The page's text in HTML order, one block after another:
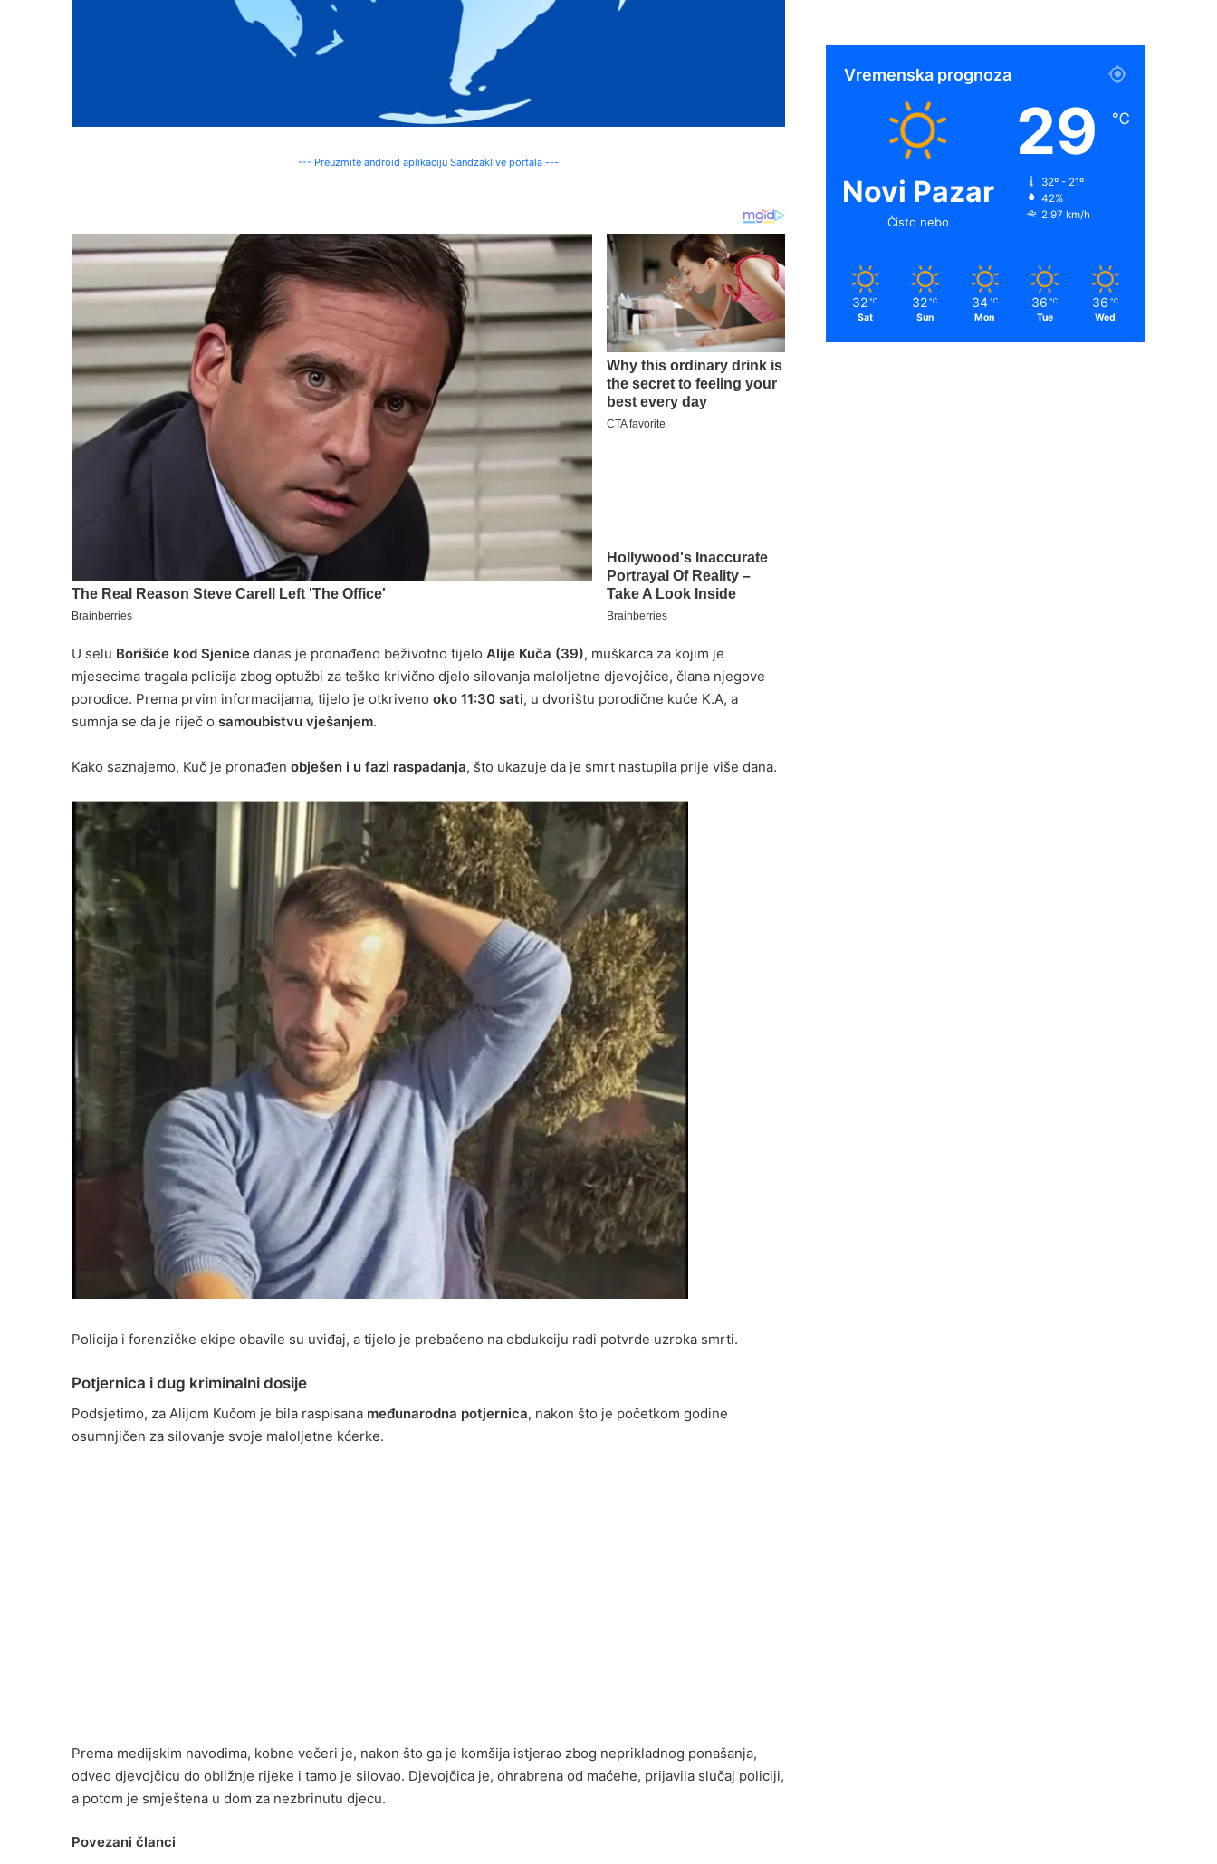
--- Preuzmite android aplikaciju Sandzaklive portala ---
U selu Borišiće kod Sjenice danas je pronađeno beživotno tijelo Alije Kuča (39), muškarca za kojim je
mjesecima tragala policija zbog optužbi za teško krivično djelo silovanja maloljetne djevojčice, člana njegove
porodice. Prema prvim informacijama, tijelo je otkriveno oko 11:30 sati, u dvorištu porodične kuće K.A, a
sumnja se da je riječ o samoubistvu vješanjem.
Kako saznajemo, Kuč je pronađen obješen i u fazi raspadanja, što ukazuje da je smrt nastupila prije više dana.
Policija i forenzičke ekipe obavile su uviđaj, a tijelo je prebačeno na obdukciju radi potvrde uzroka smrti.
Potjernica i dug kriminalni dosije
Podsjetimo, za Alijom Kučom je bila raspisana međunarodna potjernica, nakon što je početkom godine
osumnjičen za silovanje svoje maloljetne kćerke.
Prema medijskim navodima, kobne večeri je, nakon što ga je komšija istjerao zbog neprikladnog ponašanja,
odveo djevojčicu do obližnje rijeke i tamo je silovao. Djevojčica je, ohrabrena od maćehe, prijavila slučaj policiji,
a potom je smještena u dom za nezbrinutu djecu.
Povezani članci
Vremenska prognoza
Novi Pazar
Čisto nebo
29 ℃
32º - 21º
42%
2.97 km/h
32 ℃
Sat
32 ℃
Sun
34 ℃
Mon
36 ℃
Tue
36 ℃
Wed